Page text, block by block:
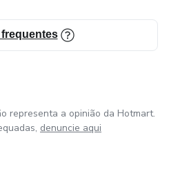
representa a opinião da Hotmart.
denuncie aqui